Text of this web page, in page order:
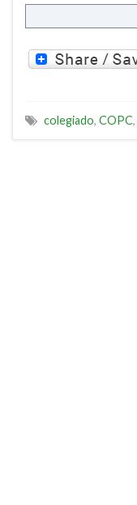
colegiado, COPC,